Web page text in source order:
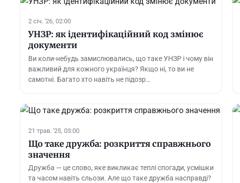
2 січ. '26, 02:00
УНЗР: як ідентифікаційний код змінює
документи
Ви коли-небудь замислювались, що таке УНЗР і чому він
важливий для кожного українця? Якщо ні, то ви не
самотні. Багато хто навіть не підозр…
21 трав. '25, 03:00
Що таке дружба: розкриття справжнього
значення
Дружба — це слово, яке викликає теплі спогади, усмішки
та часом навіть сльози. Але що таке дружба насправді?